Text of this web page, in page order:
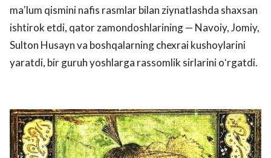
maʼlum qismini nafis rasmlar bilan ziynatlashda shaxsan
ishtirok etdi, qator zamondoshlarining — Navoiy, Jomiy,
Sulton Husayn va boshqalarning chexrai kushoylarini
yaratdi, bir guruh yoshlarga rassomlik sirlarini oʻrgatdi.